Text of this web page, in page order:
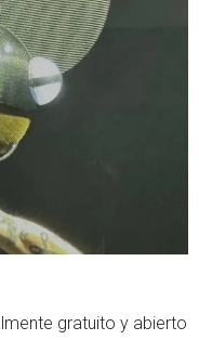
gratuito y abierto